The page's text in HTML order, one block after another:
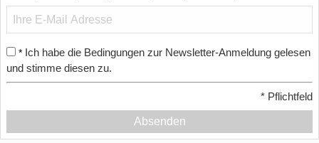
* Ich habe die Bedingungen zur Newsletter-Anmeldung gelesen
und stimme diesen zu.
* Pflichtfeld
Absenden